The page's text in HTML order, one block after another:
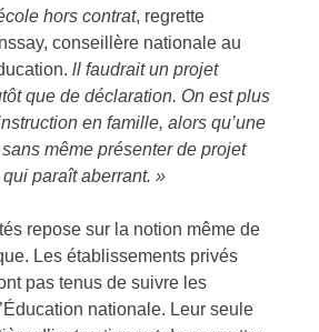
hors contrat, regrette
conseillère nationale au
ll faudrait un projet
que de déclaration. On est plus
en famille, alors qu’une
même présenter de projet
paraît aberrant. »
repose sur la notion même de
Les établissements privés
pas tenus de suivre les
nationale. Leur seule